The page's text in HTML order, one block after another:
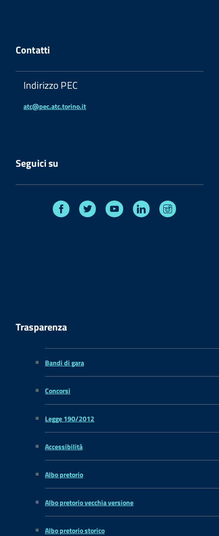
Contatti
Indirizzo PEC
atc@pec.atc.torino.it
Seguici su
Facebook Twitter Youtube Linkedin
Trasparenza
Bandi di gara
Concorsi
Legge 190/2012
Accessibilità
Albo pretorio
Albo pretorio vecchia versione
Albo pretorio storico